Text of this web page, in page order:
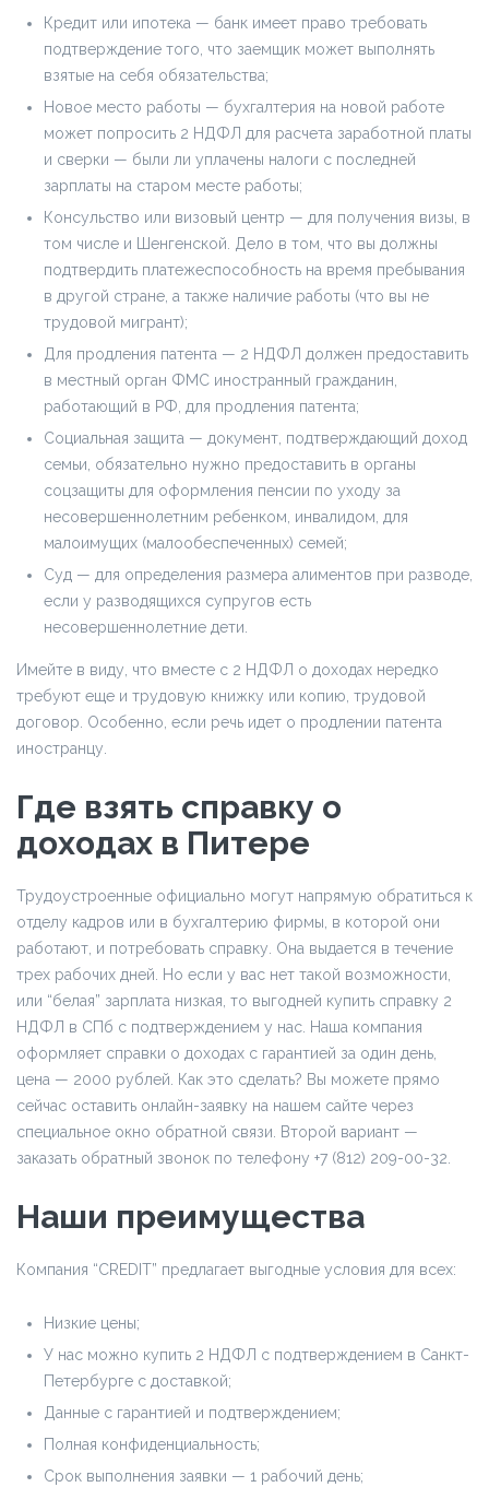
Кредит или ипотека — банк имеет право требовать
подтверждение того, что заемщик может выполнять
взятые на себя обязательства;
Новое место работы — бухгалтерия на новой работе
может попросить 2 НДФЛ для расчета заработной платы
и сверки — были ли уплачены налоги с последней
зарплаты на старом месте работы;
Консульство или визовый центр — для получения визы, в
том числе и Шенгенской. Дело в том, что вы должны
подтвердить платежеспособность на время пребывания
в другой стране, а также наличие работы (что вы не
трудовой мигрант);
Для продления патента — 2 НДФЛ должен предоставить
в местный орган ФМС иностранный гражданин,
работающий в РФ, для продления патента;
Социальная защита — документ, подтверждающий доход
семьи, обязательно нужно предоставить в органы
соцзащиты для оформления пенсии по уходу за
несовершеннолетним ребенком, инвалидом, для
малоимущих (малообеспеченных) семей;
Суд — для определения размера алиментов при разводе,
если у разводящихся супругов есть
несовершеннолетние дети.
Имейте в виду, что вместе с 2 НДФЛ о доходах нередко
требуют еще и трудовую книжку или копию, трудовой
договор. Особенно, если речь идет о продлении патента
иностранцу.
Где взять справку о
доходах в Питере
Трудоустроенные официально могут напрямую обратиться к
отделу кадров или в бухгалтерию фирмы, в которой они
работают, и потребовать справку. Она выдается в течение
трех рабочих дней. Но если у вас нет такой возможности,
или “белая” зарплата низкая, то выгодней купить справку 2
НДФЛ в СПб с подтверждением у нас. Наша компания
оформляет справки о доходах с гарантией за один день,
цена — 2000 рублей. Как это сделать? Вы можете прямо
сейчас оставить онлайн-заявку на нашем сайте через
специальное окно обратной связи. Второй вариант —
заказать обратный звонок по телефону +7 (812) 209-00-32.
Наши преимущества
Компания “CREDIT” предлагает выгодные условия для всех:
Низкие цены;
У нас можно купить 2 НДФЛ с подтверждением в Санкт-
Петербурге с доставкой;
Данные с гарантией и подтверждением;
Полная конфиденциальность;
Срок выполнения заявки — 1 рабочий день;